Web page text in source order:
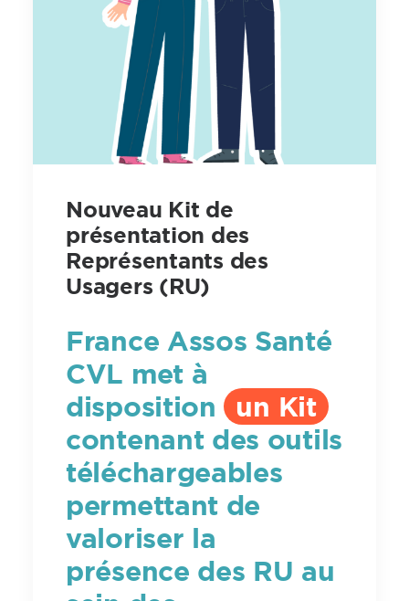
Nouveau Kit de
présentation des
Représentants des
Usagers (RU)
France Assos Santé
CVL met à
disposition un Kit
contenant des outils
téléchargeables
permettant de
valoriser la
présence des RU au